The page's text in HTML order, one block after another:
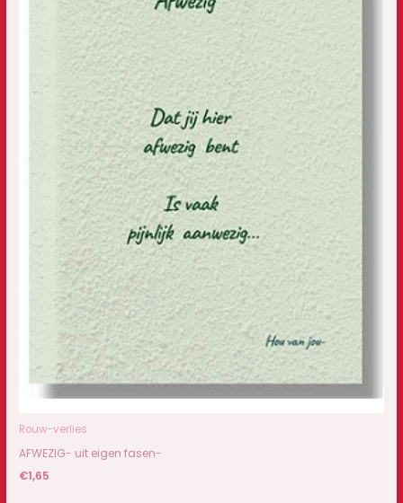
Rouw-verlies
AFWEZIG- uit eigen fasen-
€1,65